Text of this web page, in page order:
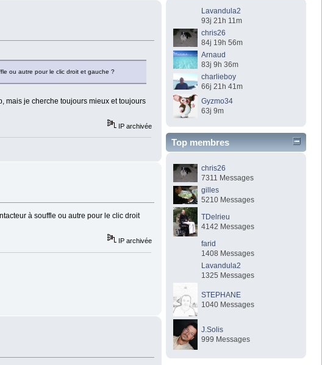
ou autre pour le clic droit et gauche ?
mais je cherche toujours mieux et toujours
IP archivée
à souffle ou autre pour le clic droit
IP archivée
Lavandula2
93j 21h 11m
chris26
84j 19h 56m
Arnaud
83j 9h 36m
charlieboy
66j 21h 41m
Gyzmo34
63j 9m
Top membres
chris26
7311 Messages
gilles
5210 Messages
TDelrieu
4142 Messages
farid
1408 Messages
Lavandula2
1325 Messages
STEPHANE
1040 Messages
J.Solis
999 Messages